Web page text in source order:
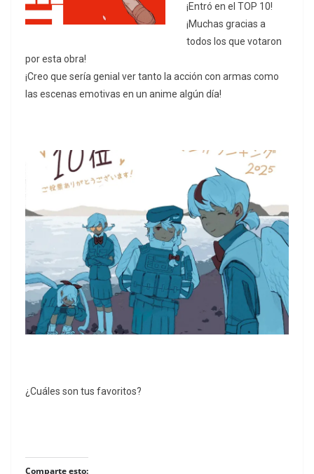
¡Entró en el TOP 10!
¡Muchas gracias a
todos los que votaron
por esta obra!
¡Creo que sería genial ver tanto la acción con armas como
las escenas emotivas en un anime algún día!
¿Cuáles son tus favoritos?
Comparte esto: